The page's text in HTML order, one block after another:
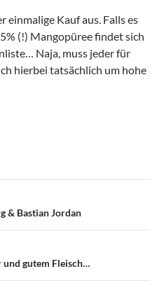
einmalige Kauf aus. Falls es
(!) Mangopüree findet sich
Naja, muss jeder für
hierbei tatsächlich um hohe
& Bastian Jordan
und gutem Fleisch…